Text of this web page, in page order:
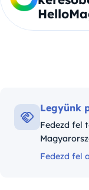
Legyünk
Fedezd fel
Fedezd fel